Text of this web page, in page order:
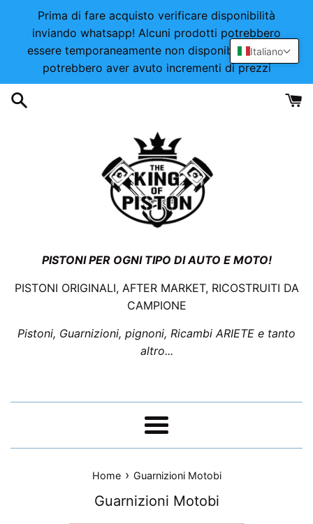
direttamente
Prima di fare acquisto verificare disponibilità
inviando whatsapp! Alcuni prodotti potrebbero
essere temporaneamente non disponibili o alcuni
potrebbero aver avuto incrementi di prezzi
PISTONI PER OGNI TIPO DI AUTO E MOTO!
PISTONI ORIGINALI, AFTER MARKET, RICOSTRUITI DA
CAMPIONE
Pistoni, Guarnizioni, pignoni, Ricambi ARIETE e tanto
altro...
Menu
Home › Guarnizioni Motobi
Guarnizioni Motobi
Italiano